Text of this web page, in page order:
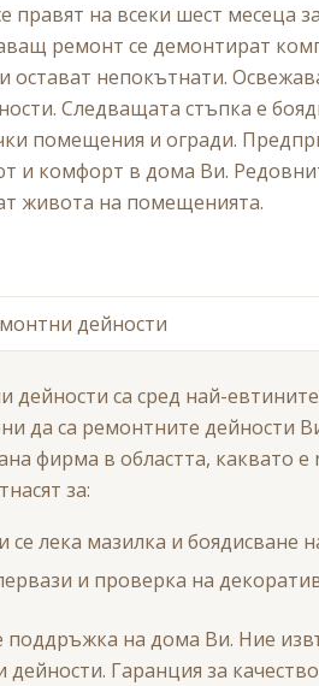
правят на всеки шест месеца
ремонт се демонтират
остават непокътнати.
Следващата стъпка е
помещения и огради.
и комфорт в дома Ви.
живота на помещенията.
дейности
са сред най-
да са ремонтните дейности
фирма в областта, каквато
за:
се лека мазилка и боядисване
и проверка на
на дома Ви. Ние
Гаранция за